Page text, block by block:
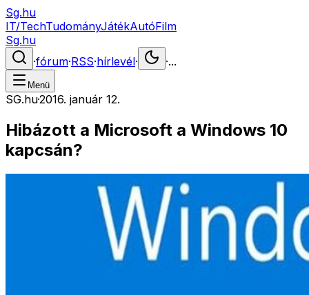
Sg.hu
IT/TechTudományJátékAutóFilm
Sg.hu
·fórum·RSS·hírlevél· ·...
Menü
SG.hu·2016. január 12.
Hibázott a Microsoft a Windows 10
kapcsán?